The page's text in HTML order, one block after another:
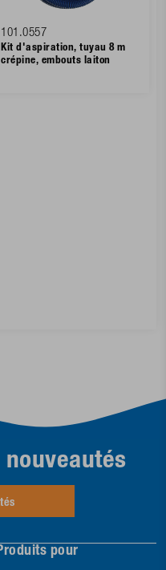
101.0557
Kit d'aspiration, tuyau 8 m
crépine, embouts laiton
pour
nouveautés